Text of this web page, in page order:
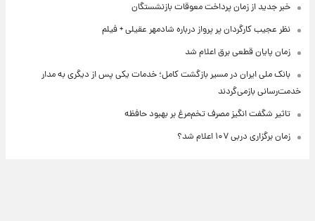
خبر جدید از زمان پرداخت معوقات بازنشستگان
نظر عجیب کارگردان پر پرواز درباره شادمهر عقیلی + فیلم
زمان پایان قطعی برق اعلام شد
بانک ملی ایران در مسیر بازگشت کامل؛ خدمات یکی پس از دیگری به مدار
خدمت‌رسانی بازمی‌گردند
تاثیر شگفت انگیز مصرف تخم‌مرغ بر بهبود حافظه
زمان برگزاری دربی ۱۰۷ اعلام شد؟